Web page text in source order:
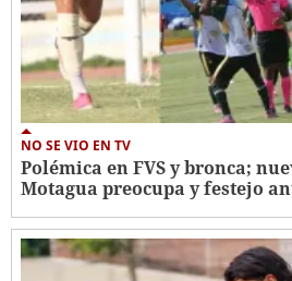
NO SE VIO EN TV
Polémica en FVS y bronca;
Motagua preocupa y festejo